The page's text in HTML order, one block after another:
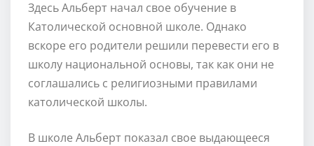
Здесь Альберт начал свое обучение в
Католической основной школе. Однако
вскоре его родители решили перевести его в
школу национальной основы, так как они не
соглашались с религиозными правилами
католической школы.
В школе Альберт показал свое выдающееся